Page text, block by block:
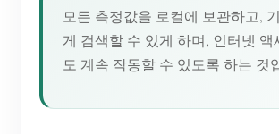
모든 측정값을 로컬에 보관하고,
게 검색할 수 있게 하며, 인터넷 액
도 계속 작동할 수 있도록 하는 것